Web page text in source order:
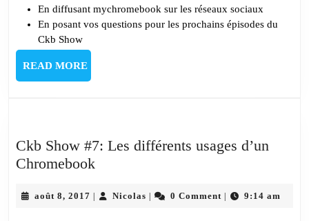
En diffusant mychromebook sur les réseaux sociaux
En posant vos questions pour les prochains épisodes du
Ckb Show
READ MOREREAD
MORE
Ckb Show #7: Les différents usages d’un
ChromebookCkb
#7:
août 8, 2017 août
| NicolasNicolas
| 0 Comment | 9:14 am